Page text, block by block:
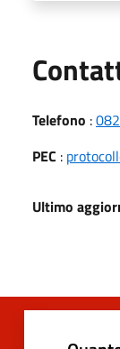
Telefono :
PEC :
Ultimo